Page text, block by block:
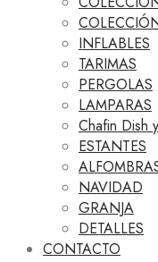
INFLABLES
TARIMAS
PERGOLAS
LAMPARAS
Chafin Dish
ESTANTES
NAVIDAD
GRANJA
DETALLES
CONTACTO